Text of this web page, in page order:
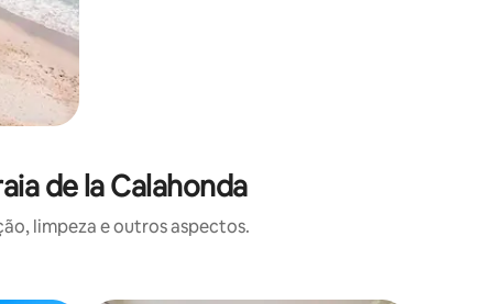
de la Calahonda
limpeza e outros aspectos.